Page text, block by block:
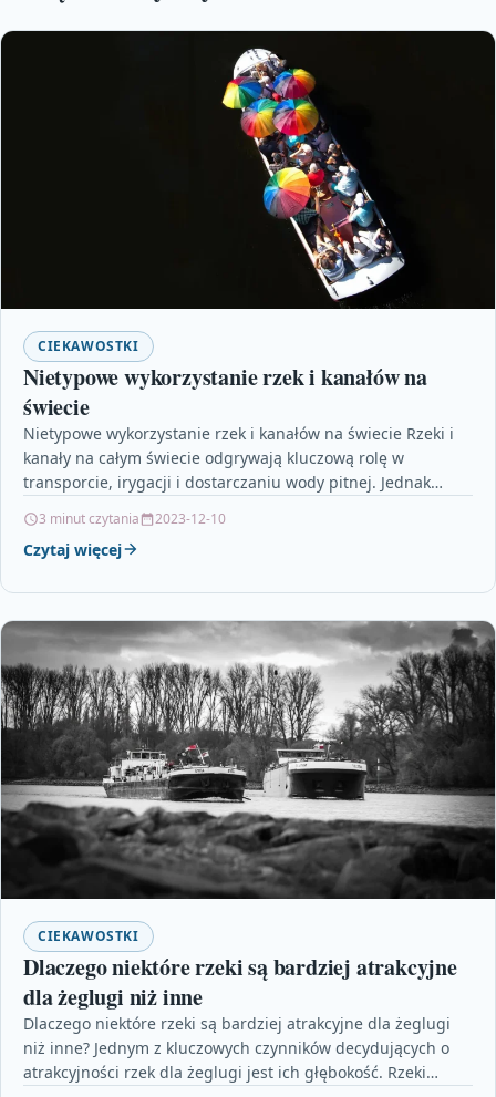
CIEKAWOSTKI
Nietypowe wykorzystanie rzek i kanałów na
świecie
Nietypowe wykorzystanie rzek i kanałów na świecie Rzeki i
kanały na całym świecie odgrywają kluczową rolę w
transporcie, irygacji i dostarczaniu wody pitnej. Jednak…
3 minut czytania 2023-12-10
Czytaj więcej
CIEKAWOSTKI
Dlaczego niektóre rzeki są bardziej atrakcyjne
dla żeglugi niż inne
Dlaczego niektóre rzeki są bardziej atrakcyjne dla żeglugi
niż inne? Jednym z kluczowych czynników decydujących o
atrakcyjności rzek dla żeglugi jest ich głębokość. Rzeki…